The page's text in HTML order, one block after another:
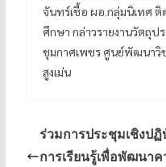
จันทร์เชื้อ ผอ.กลุ่มนิเทศ ติ
ศึกษา กล่าวรายงานวัตถุป
ชุมกาศเพชร ศูนย์พัฒนาวิ
สูงเม่น
ร่วมการประชุมเชิงป
การเรียนรู้เพื่อพัฒนา